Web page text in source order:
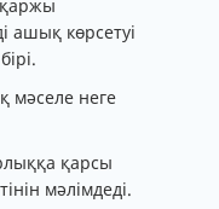
ашық көрсетуі
мәселе неге
қарсы
мәлімдеді.